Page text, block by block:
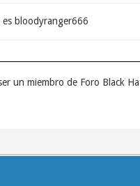
bloodyranger666
un miembro de Foro Black